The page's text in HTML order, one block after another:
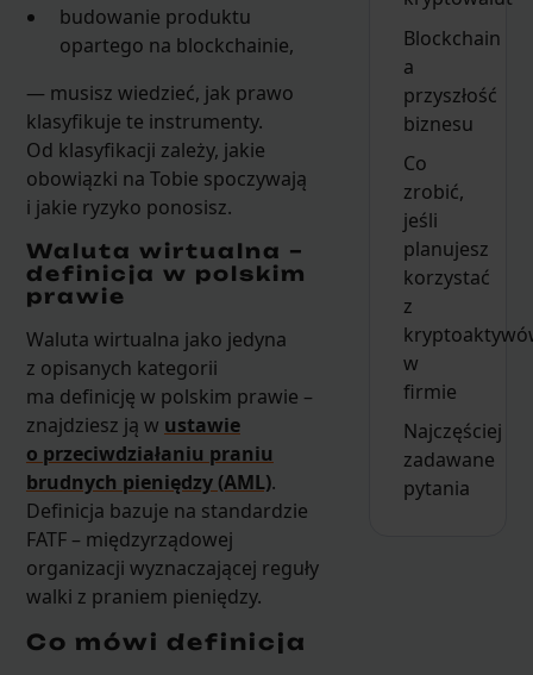
budowanie produktu
opartego na blockchainie,
— musisz wiedzieć, jak prawo
klasyfikuje te instrumenty.
Od klasyfikacji zależy, jakie
obowiązki na Tobie spoczywają
i jakie ryzyko ponosisz.
Waluta wirtualna –
definicja w polskim
prawie
Waluta wirtualna jako jedyna
z opisanych kategorii
ma definicję w polskim prawie –
znajdziesz ją w ustawie
o przeciwdziałaniu praniu
brudnych pieniędzy (AML).
Definicja bazuje na standardzie
FATF – międzyrządowej
organizacji wyznaczającej reguły
walki z praniem pieniędzy.
Co mówi definicja
Blockchain
a
przyszłość
biznesu
Co
zrobić,
jeśli
planujesz
korzystać
z
w
firmie
Najczęściej
zadawane
pytania